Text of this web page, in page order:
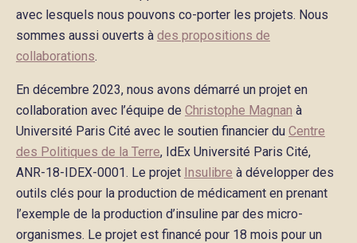
avec lesquels nous pouvons co-porter les projets. Nous
sommes aussi ouverts à des propositions de
collaborations.
En décembre 2023, nous avons démarré un projet en
collaboration avec l’équipe de Christophe Magnan à
Université Paris Cité avec le soutien financier du Centre
des Politiques de la Terre, IdEx Université Paris Cité,
ANR-18-IDEX-0001. Le projet Insulibre à développer des
outils clés pour la production de médicament en prenant
l’exemple de la production d’insuline par des micro-
organismes. Le projet est financé pour 18 mois pour un